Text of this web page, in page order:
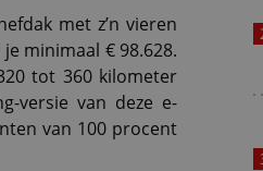
met z’n vieren
minimaal € 98.628.
tot 360 kilometer
versie van deze e-
van 100 procent